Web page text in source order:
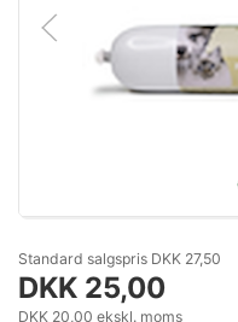
Standard salgspris DKK 27,50
DKK 25,00
DKK 20,00 ekskl. moms